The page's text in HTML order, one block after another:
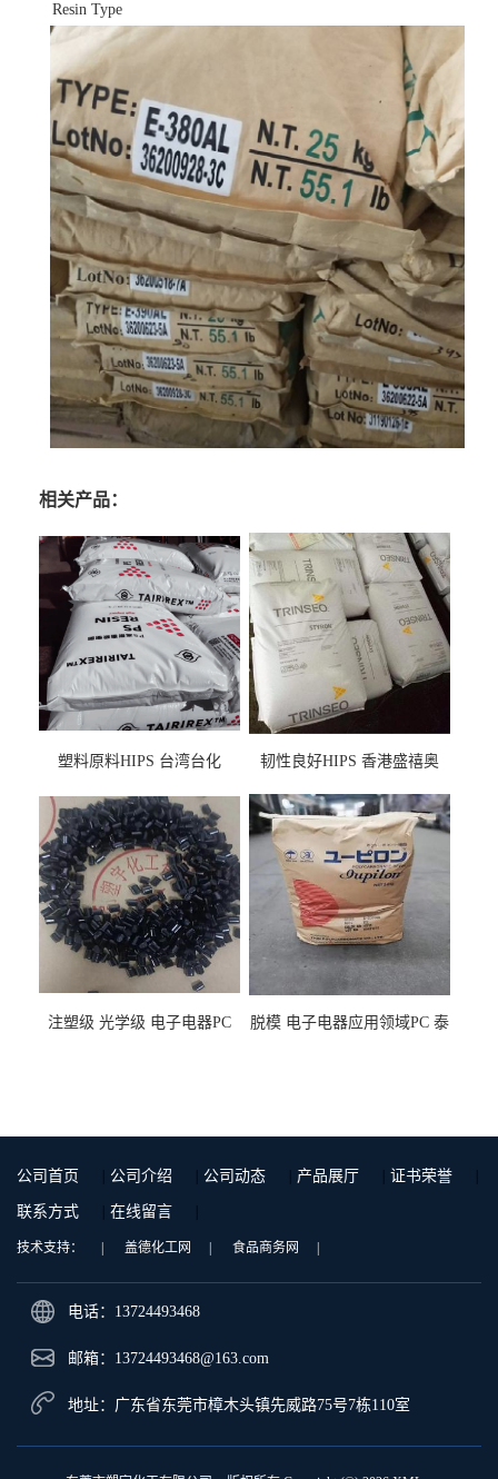
Resin Type
相关产品：
塑料原料HIPS 台湾台化
用料
韧性良好HIPS 香港盛禧奥
注塑级 光学级 电子电器PC
脱模 电子电器应用领域PC 泰
公司首页 公司介绍 公司动态 产品展厅 证书荣誉
联系方式 在线留言
技术支持： | 盖德化工网 | 食品商务网 |
电话：13724493468
邮箱： 13724493468@163.com
地址：广东省东莞市樟木头镇先威路75号7栋110室